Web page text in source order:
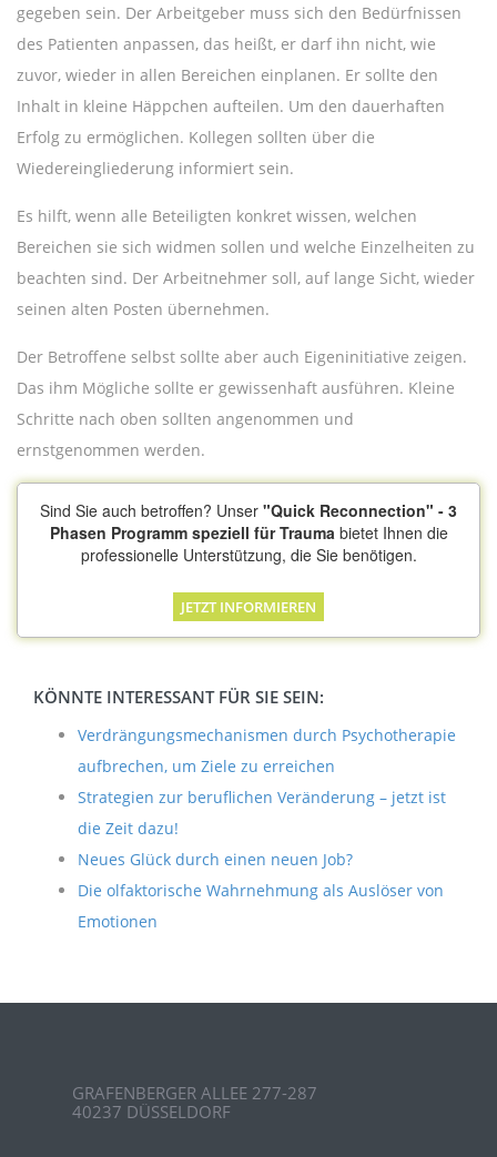
gegeben sein. Der Arbeitgeber muss sich den Bedürfnissen
des Patienten anpassen, das heißt, er darf ihn nicht, wie
zuvor, wieder in allen Bereichen einplanen. Er sollte den
Inhalt in kleine Häppchen aufteilen. Um den dauerhaften
Erfolg zu ermöglichen. Kollegen sollten über die
Wiedereingliederung informiert sein.
Es hilft, wenn alle Beteiligten konkret wissen, welchen
Bereichen sie sich widmen sollen und welche Einzelheiten zu
beachten sind. Der Arbeitnehmer soll, auf lange Sicht, wieder
seinen alten Posten übernehmen.
Der Betroffene selbst sollte aber auch Eigeninitiative zeigen.
Das ihm Mögliche sollte er gewissenhaft ausführen. Kleine
Schritte nach oben sollten angenommen und
ernstgenommen werden.
Sind Sie auch betroffen? Unser "Quick Reconnection" - 3
Phasen Programm speziell für Trauma bietet Ihnen die
professionelle Unterstützung, die Sie benötigen.
JETZT INFORMIEREN
KÖNNTE INTERESSANT FÜR SIE SEIN:
Verdrängungsmechanismen durch Psychotherapie
aufbrechen, um Ziele zu erreichen
Strategien zur beruflichen Veränderung – jetzt ist
die Zeit dazu!
Neues Glück durch einen neuen Job?
Die olfaktorische Wahrnehmung als Auslöser von
Emotionen
GRAFENBERGER ALLEE 277-287
40237 DÜSSELDORF